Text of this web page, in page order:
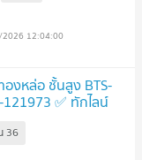
12:04:00
งหล่อ ชั้นสูง BTS-
✅ ทักไลน์
✅ 🔥🔥🔥
36